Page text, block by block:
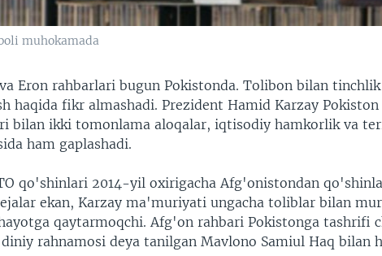
muhokamada
Eron rahbarlari bugun Pokistonda. Tolibon bilan
haqida fikr almashadi. Prezident Hamid Karzay
bilan ikki tomonlama aloqalar, iqtisodiy hamkorlik va
ham gaplashadi.
qo'shinlari 2014-yil oxirigacha Afg'onistondan
ekan, Karzay ma'muriyati ungacha toliblar bilan
qaytarmoqchi. Afg'on rahbari Pokistonga tashrifi
rahnamosi deya tanilgan Mavlono Samiul Haq bilan